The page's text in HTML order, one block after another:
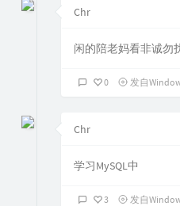
Chr
闲的陪老妈看非诚勿
0 发自
Chr
学习MySQL中
3 发自